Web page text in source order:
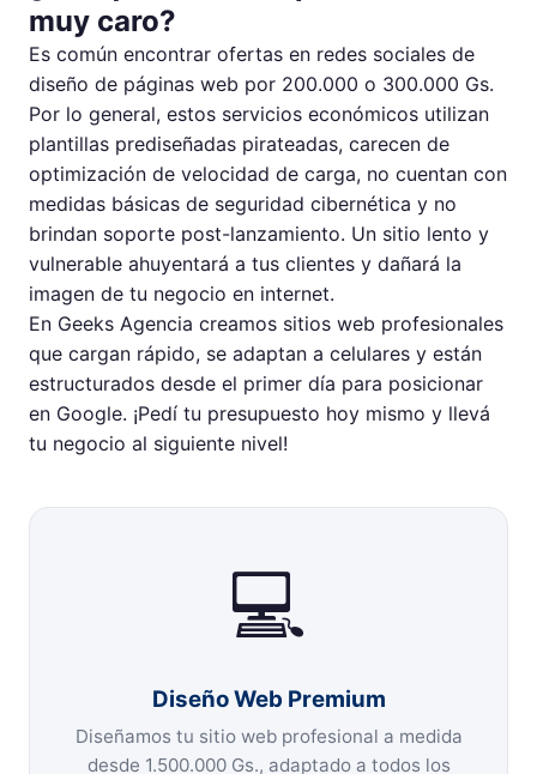
muy caro?
Es común encontrar ofertas en redes sociales de
diseño de páginas web por 200.000 o 300.000 Gs.
Por lo general, estos servicios económicos utilizan
plantillas prediseñadas pirateadas, carecen de
optimización de velocidad de carga, no cuentan con
medidas básicas de seguridad cibernética y no
brindan soporte post-lanzamiento. Un sitio lento y
vulnerable ahuyentará a tus clientes y dañará la
imagen de tu negocio en internet.
En Geeks Agencia creamos sitios web profesionales
que cargan rápido, se adaptan a celulares y están
estructurados desde el primer día para posicionar
en Google. ¡Pedí tu presupuesto hoy mismo y llevá
tu negocio al siguiente nivel!
💻
Diseño Web Premium
Diseñamos tu sitio web profesional a medida
desde 1.500.000 Gs., adaptado a todos los